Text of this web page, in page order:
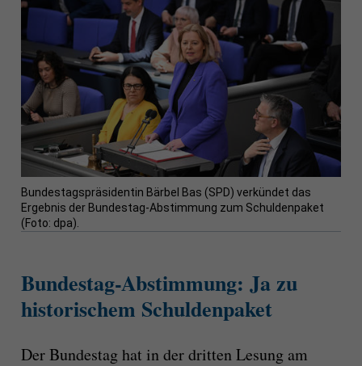
Bundestagspräsidentin Bärbel Bas (SPD) verkündet das
Ergebnis der Bundestag-Abstimmung zum Schuldenpaket
(Foto: dpa).
Bundestag-Abstimmung: Ja zu
historischem Schuldenpaket
Der Bundestag hat in der dritten Lesung am